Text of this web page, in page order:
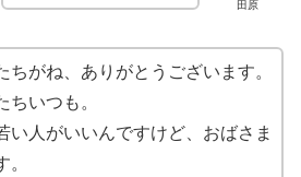
田原
ちがね、ありがとうございます。
ちいつも。
い人がいいんですけど、おばさま